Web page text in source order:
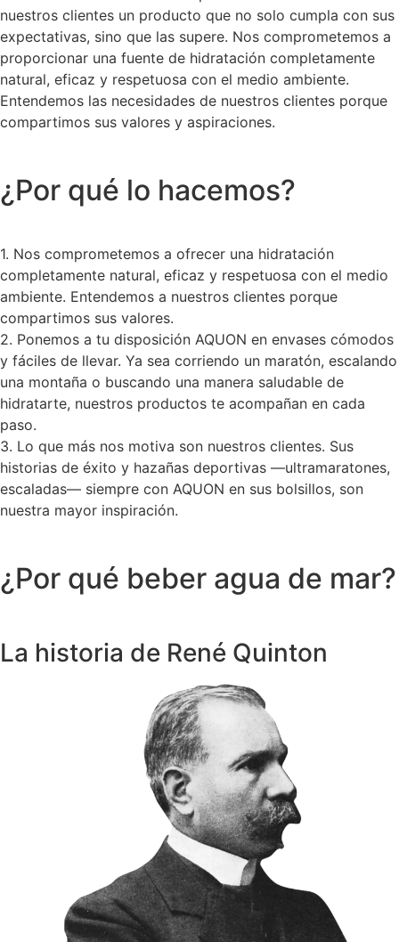
nuestros clientes un producto que no solo cumpla con sus
expectativas, sino que las supere. Nos comprometemos a
proporcionar una fuente de hidratación completamente
natural, eficaz y respetuosa con el medio ambiente.
Entendemos las necesidades de nuestros clientes porque
compartimos sus valores y aspiraciones.
¿Por qué lo hacemos?
1. Nos comprometemos a ofrecer una hidratación
completamente natural, eficaz y respetuosa con el medio
ambiente. Entendemos a nuestros clientes porque
compartimos sus valores.
2. Ponemos a tu disposición AQUON en envases cómodos
y fáciles de llevar. Ya sea corriendo un maratón, escalando
una montaña o buscando una manera saludable de
hidratarte, nuestros productos te acompañan en cada
paso.
3. Lo que más nos motiva son nuestros clientes. Sus
historias de éxito y hazañas deportivas —ultramaratones,
escaladas— siempre con AQUON en sus bolsillos, son
nuestra mayor inspiración.
¿Por qué beber agua de mar?
La historia de René Quinton